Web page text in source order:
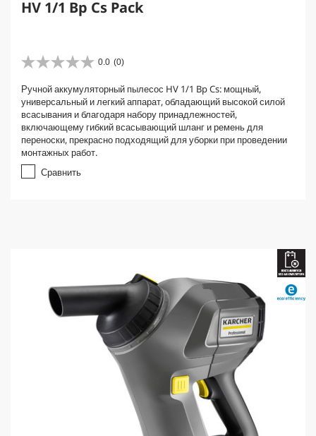
HV 1/1 Bp Cs Pack
0.0 (0)
0
0
и
з
5
з
в
з
Ручной аккумуляторный пылесос HV 1/1 Bp Cs: мощный,
универсальный и легкий аппарат, обладающий высокой силой
всасывания и благодаря набору принадлежностей,
включающему гибкий всасывающий шланг и ремень для
переноски, прекрасно подходящий для уборки при проведении
монтажных работ.
Сравнить